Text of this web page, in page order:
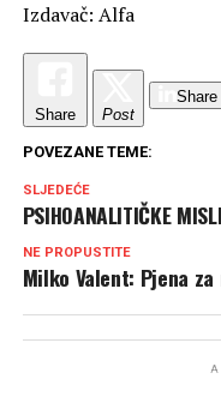
Izdavač: Alfa
Share Post
Share
POVEZANE TEME:
SLJEDEĆE
PSIHOANALITIČKE
NE PROPUSTITE
Milko Valent: Pjena za